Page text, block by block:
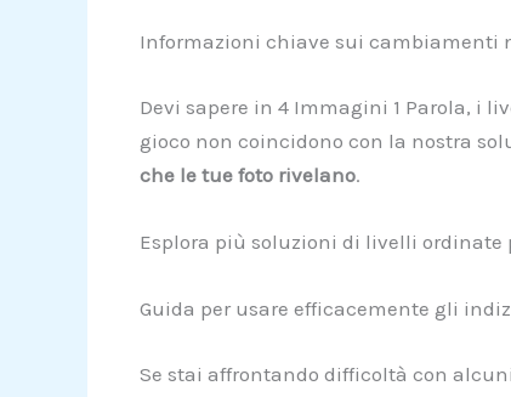
Informazioni chiave sui cambiamenti
Devi sapere in 4 Immagini 1 Parola, i
gioco non coincidono con la nostra
che le tue foto rivelano.
Esplora più soluzioni di livelli ordinate
Guida per usare efficacemente gli
Se stai affrontando difficoltà con